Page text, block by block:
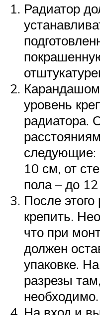
Радиатор
уровень
радиатора.
следующие:
10 см, от
пола – до
После
крепить.
что при
должен
упаковке.
разрезы
необходимо.